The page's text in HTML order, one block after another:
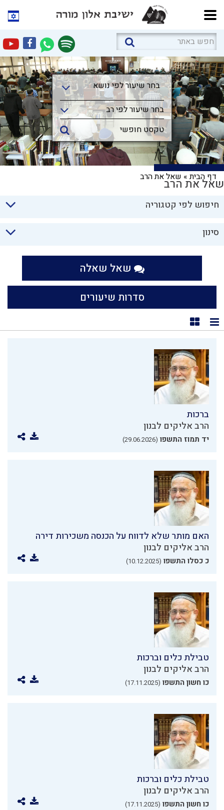
בחר שיעור לפי נושא
בחר שיעור לפי נושא
בחר שיעור לפי רב
דף הבית» שאל את הרבשאל את הרב
חיפוש לפי קטגוריה
סינון
שאל שאלה
סדרות שיעורים
תצוגת רשימה
תצוגת קוביות
ברכות
הרב אליקים לבנון
יד תמוז התשפו (29.06.2026)
האם מותר שלא לדווח על הכנסה משכירות דירה
הרב אליקים לבנון
כ כסלו התשפו (10.12.2025)
טבילת כלים וברכות
הרב אליקים לבנון
כו חשון התשפו (17.11.2025)
טבילת כלים וברכות
הרב אליקים לבנון
כו חשון התשפו (17.11.2025)